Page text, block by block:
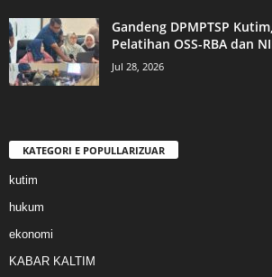
Gandeng DPMPTSP
Pelatihan OSS-RBA dan
Jul 28, 2026
KATEGORI E POPULLARIZUAR
kutim
hukum
ekonomi
KABAR KALTIM